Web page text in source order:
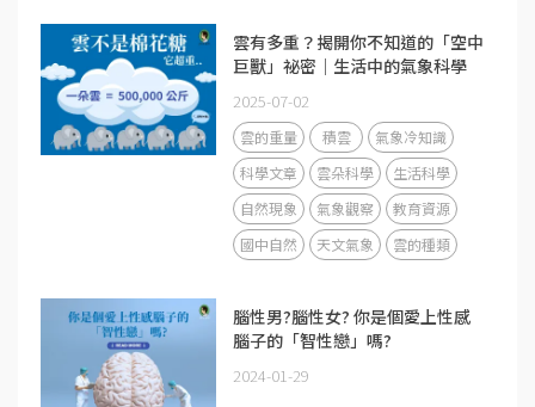
雲有多重？揭開你不知道的「空中
巨獸」祕密｜生活中的氣象科學
2025-07-02
雲的重量 積雲
氣象冷知識
科學文章
雲朵科學
生活科學
自然現象
氣象觀察
教育資源
國中自然
天文氣象 雲的種類
腦性男?腦性女? 你是個愛上性感
腦子的「智性戀」嗎?
2024-01-29